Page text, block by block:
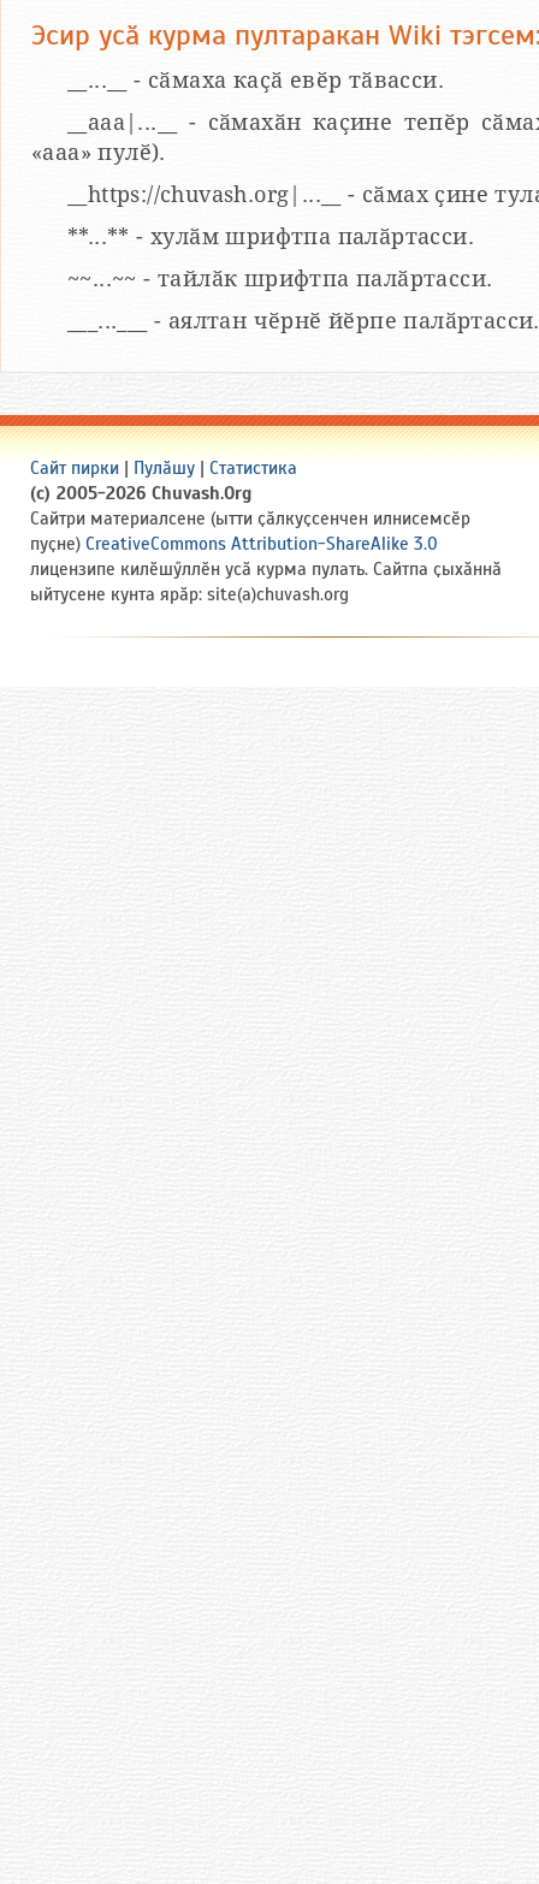
Эсир усӑ курма пултаракан Wiki
__...__ - сӑмаха каҫӑ евӗр тӑвасси.
__aaa|...__ - сӑмахӑн каҫине тепӗр
«ааа» пулӗ).
__https://chuvash.org|...__ - сӑмах ҫине
**...** - хулӑм шрифтпа палӑртасси.
~~...~~ - тайлӑк шрифтпа палӑртасси.
___...___ - аялтан чӗрнӗ йӗрпе палӑртасси.
Сайт пирки | Пулӑшу | Статистика
(c) 2005-2026 Chuvash.Org
Сайтри материалсене (ытти ҫӑлкуҫсенчен илнисемсӗр
пуҫне) CreativeCommons Attribution-ShareAlike 3.0
лицензипе килӗшӳллӗн усӑ курма пулать. Сайтпа ҫыхӑннӑ
ыйтусене кунта ярӑр: site(a)chuvash.org